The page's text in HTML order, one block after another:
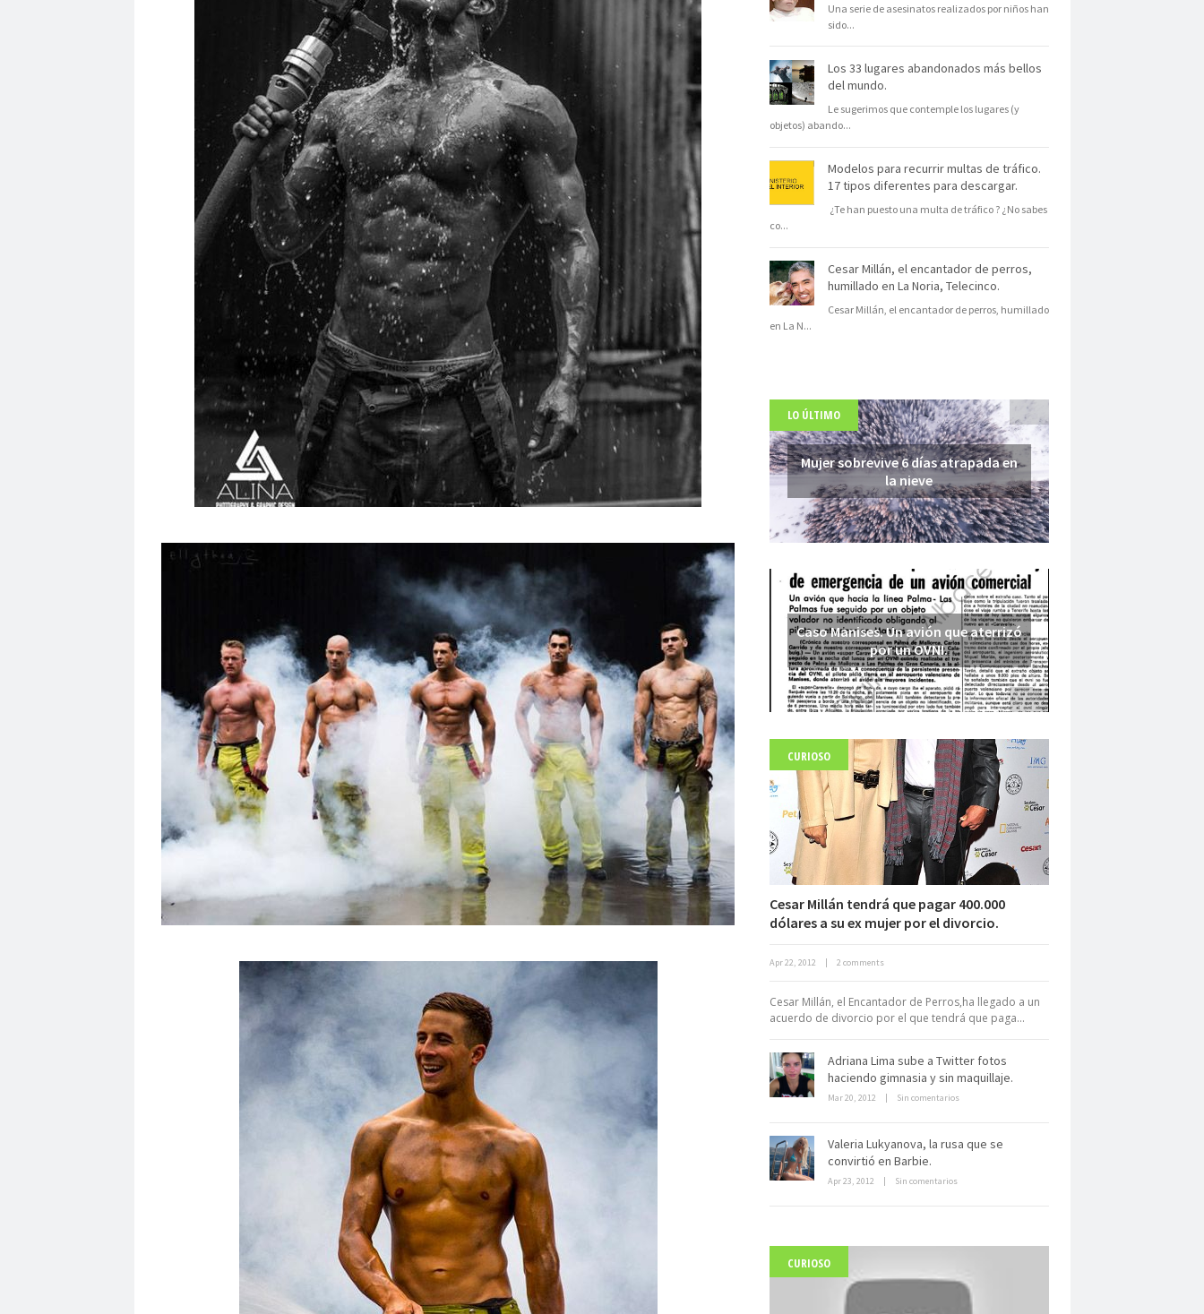
Una serie de asesinatos realizados por niños han
sido...
Los 33 lugares abandonados más bellos
del mundo.
Le sugerimos que contemple los lugares (y
objetos) abando...
Modelos para recurrir multas de tráfico.
17 tipos diferentes para descargar.
¿Te han puesto una multa de tráfico ? ¿No sabes
co...
Cesar Millán, el encantador de perros,
humillado en La Noria, Telecinco.
Cesar Millán, el encantador de perros, humillado
en La N...
LO ÚLTIMO
Mujer sobrevive 6 días atrapada en
la nieve
Caso Manises. Un avión que aterrizó
por un OVNI.
Fuerte abandonado del siglo XIX
Neuromarketing: el uso de la
electrónico
Dentro de un manicomio
abandonado
Carlo Acutis, el beato incorrupto de
CURIOSO
Cesar Millán tendrá que pagar 400.000
dólares a su ex mujer por el divorcio.
Apr 22, 2012 | 2 comments
Cesar Millán, el Encantador de Perros,ha llegado a un
acuerdo de divorcio por el que tendrá que paga...
Adriana Lima sube a Twitter fotos
haciendo gimnasia y sin maquillaje.
Mar 20, 2012 | Sin comentarios
Valeria Lukyanova, la rusa que se
convirtió en Barbie.
Apr 23, 2012 | Sin comentarios
CURIOSO